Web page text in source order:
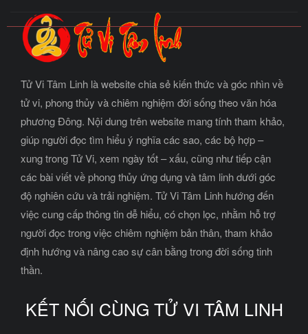
Tử Vi Tâm Linh là website chia sẻ kiến thức và góc nhìn về
tử vi, phong thủy và chiêm nghiệm đời sống theo văn hóa
phương Đông. Nội dung trên website mang tính tham khảo,
giúp người đọc tìm hiểu ý nghĩa các sao, các bộ hợp –
xung trong Tử Vi, xem ngày tốt – xấu, cũng như tiếp cận
các bài viết về phong thủy ứng dụng và tâm linh dưới góc
độ nghiên cứu và trải nghiệm. Tử Vi Tâm Linh hướng đến
việc cung cấp thông tin dễ hiểu, có chọn lọc, nhằm hỗ trợ
người đọc trong việc chiêm nghiệm bản thân, tham khảo
định hướng và nâng cao sự cân bằng trong đời sống tinh
thần.
KẾT NỐI CÙNG TỬ VI TÂM LINH